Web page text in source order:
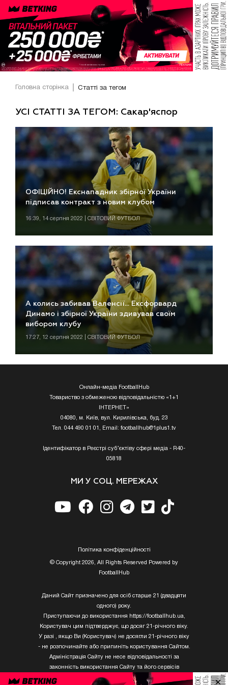
Головна сторінка Статті за тегом
УСІ СТАТТІ ЗА ТЕГОМ: Сакар'яспор
ОФІЦІЙНО! Екснападник збірної України
підписав контракт з новим клубом
16:39, 14 серпня 2022 | СВІТОВИЙ ФУТБОЛ
А колись забивав Валенсії... Ексфорвард
Динамо і збірної України здивував своїм
вибором клубу
17:27, 12 серпня 2022 | СВІТОВИЙ ФУТБОЛ
Онлайн-медіа FootballHub
Товариство з обмеженою відповідальністю «1+1
ІНТЕРНЕТ»
04080, м. Київ, вул. Кирилівська, буд. 23
Тел. 044 490 01 01, Email: footballhub@1plus1.tv
Ідентифікатор в Реєстрі суб’єктіву сфері медіа - R40-
05818
МИ У СОЦ. МЕРЕЖАХ
Полiтика конфiденцiйностi
© Copyright 2026, All Rights Reserved Powered by
FootballHub
Даний Сайт призначено для осіб старше 21 (двадцяти
одного) року.
Приступаючи до використання https://footballhub.ua,
Користувач цим підтверджує, що досяг 21-річного віку.
У разі , якщо Ви (Користувач) не досягли 21-річного віку
- не розпочинайте або припиніть користування Сайтом.
Адміністрація Сайту не несе відповідальності за
законність використання Сайту та його сервісів
Користувачем, який не досяг 21-річного віку.
×